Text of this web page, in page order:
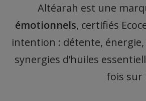
Altéarah est une
émotionnels, certifiés
intention : détente,
synergies d’huiles
fois sur